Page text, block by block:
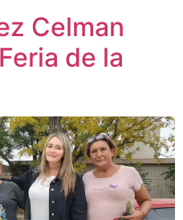
Celman
de la